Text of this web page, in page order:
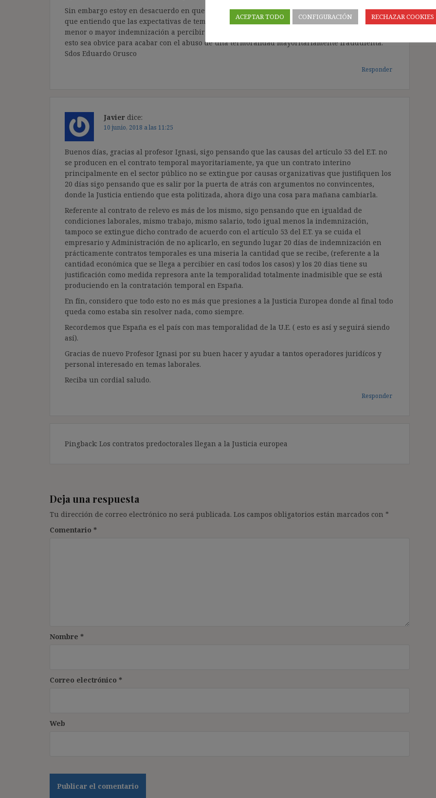
Sin embargo estoy en desacuerdo en que es una oportunidad perdida en política legislativa, ya
que entiendo que las expectativas de temporalidad o indefinición de un contrato justifica la
menor o mayor indemnización a percibir cuando el contrato llega término y todo ello sin que
esto sea obvice para acabar con el abuso de una termoralidad mayoritariamente fraudulenta.
Sdos Eduardo Orusco
Responder
Javier dice:
10 junio, 2018 a las 11:25
Buenos días, gracias al profesor Ignasi, sigo pensando que las causas del artículo 53 del E.T. no
se producen en el contrato temporal mayoritariamente, ya que un contrato interino
principalmente en el sector público no se extingue por causas organizativas que justifiquen los
20 días sigo pensando que es salir por la puerta de atrás con argumentos no convincentes,
donde la Justicia entiendo que esta politizada, ahora digo una cosa para mañana cambiarla.
Referente al contrato de relevo es más de los mismo, sigo pensando que en igualdad de
condiciones laborales, mismo trabajo, mismo salario, todo igual menos la indemnización,
tampoco se extingue dicho contrado de acuerdo con el artículo 53 del E.T. ya se cuida el
empresario y Administración de no aplicarlo, en segundo lugar 20 días de indemnización en
prácticamente contratos temporales es una miseria la cantidad que se recibe, (referente a la
cantidad económica que se llega a percibier en casí todos los casos) y los 20 dias tiene su
justificación como medida represora ante la temporalidad totalmente inadmisible que se está
produciendo en la contratación temporal en España.
En fín, considero que todo esto no es más que presiones a la Justicia Europea donde al final todo
queda como estaba sin resolver nada, como siempre.
Recordemos que España es el país con mas temporalidad de la U.E. ( esto es así y seguirá siendo
así).
Gracias de nuevo Profesor Ignasi por su buen hacer y ayudar a tantos operadores juridícos y
personal interesado en temas laborales.
Reciba un cordial saludo.
Responder
Pingback: Los contratos predoctorales llegan a la Justicia europea
Deja una respuesta
Tu dirección de correo electrónico no será publicada. Los campos obligatorios están marcados con *
Comentario *
Nombre *
Correo electrónico *
Web
ACEPTAR TODO CONFIGURACIÓN RECHAZAR COOKIES